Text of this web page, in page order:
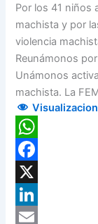
Por los 41 niños
machista y por
violencia
Reunámonos
Unámonos
machista. La
WhatsApp
Facebook
X
LinkedIn